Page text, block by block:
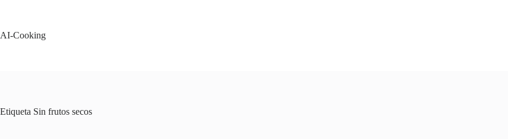
AI-Cooking
Etiqueta Sin frutos secos